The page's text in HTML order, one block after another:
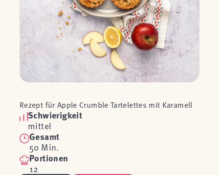
Rezept für Apple Crumble Tartelettes mit Karamell
Schwierigkeit
mittel
Gesamt
50 Min.
Portionen
12